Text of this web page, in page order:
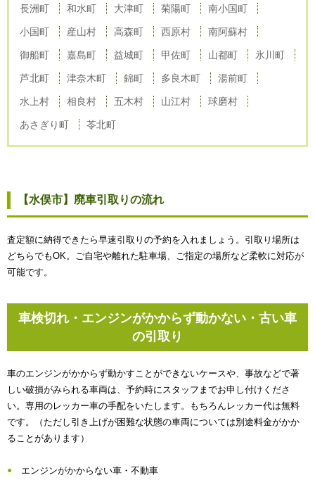
長洲町 和水町 大津町 菊陽町 南小国町
小国町 産山村 高森町 西原村 南阿蘇村
御船町 嘉島町 益城町 甲佐町 山都町 氷川町
芦北町 津奈木町 錦町 多良木町 湯前町
水上村 相良村 五木村 山江村 球磨村
あさぎり町 苓北町
【水俣市】廃車引取りの流れ
査定額に納得できたら早速引取りの予約を入れましょう。引取り場所は
どちらでもOK。ご自宅や離れた駐車場、ご指定の場所など柔軟に対応が
可能です。
車検切れ・エンジンがかからず動かない・古い車
の引取り
車のエンジンがかからず動かすことができないケースや、事故などで著
しい破損がみられる車両は、予約時にスタッフまでお申し付けくださ
い。専用のレッカー車の手配をいたします。もちろんレッカー代は無料
です。（ただし引き上げが困難な状態の車両については別途料金がかか
ることがあります）
エンジンがかからない車・不動車